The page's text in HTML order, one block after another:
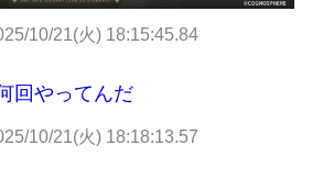
10/21(火) 18:15:45.84
回やってんだ
10/21(火) 18:18:13.57